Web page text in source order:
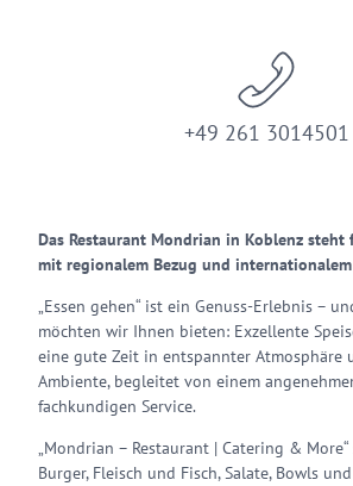
+49 261 3014501
Das Restaurant Mondrian in Koblenz
mit regionalem Bezug und
„Essen gehen“ ist ein Genuss-Erlebnis –
möchten wir Ihnen bieten: Exzellente
eine gute Zeit in entspannter Atmosphäre
Ambiente, begleitet von einem
fachkundigen Service.
„Mondrian – Restaurant | Catering &
Burger, Fleisch und Fisch, Salate, Bowls